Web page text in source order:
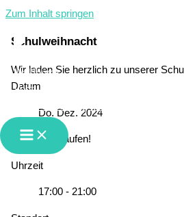
Zum Inhalt springen
Schulweihnacht
Wir laden Sie herzlich zu unserer
Datum
Do. Dez. 2024
Abgelaufen!
Uhrzeit
17:00 - 21:00